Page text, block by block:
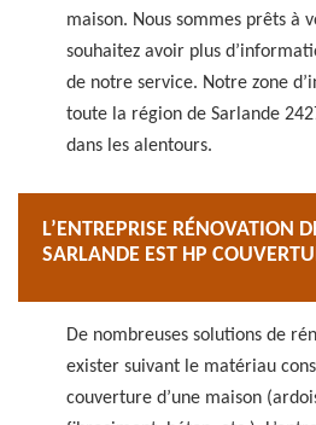
maison. Nous sommes prêts à
souhaitez avoir plus
de notre service. Notre zone
toute la région de Sarlande
dans les alentours.
L’ENTREPRISE RÉNOVATION
SARLANDE EST HP
De nombreuses solutions de
exister suivant le matériau
couverture d’une maison